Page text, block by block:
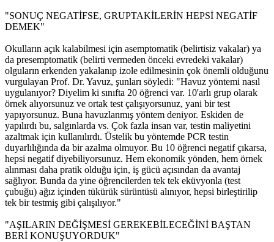
"SONUÇ NEGATİFSE, GRUPTAKİLERİN HEPSİ NEGATİF
DEMEK"
Okulların açık kalabilmesi için asemptomatik (belirtisiz vakalar) ya
da presemptomatik (belirti vermeden önceki evredeki vakalar)
olguların erkenden yakalanıp izole edilmesinin çok önemli olduğunu
vurgulayan Prof. Dr. Yavuz, şunları söyledi: "Havuz yöntemi nasıl
uygulanıyor? Diyelim ki sınıfta 20 öğrenci var. 10'arlı grup olarak
örnek alıyorsunuz ve ortak test çalışıyorsunuz, yani bir test
yapıyorsunuz. Buna havuzlanmış yöntem deniyor. Eskiden de
yapılırdı bu, salgınlarda vs. Çok fazla insan var, testin maliyetini
azaltmak için kullanılırdı. Üstelik bu yöntemde PCR testin
duyarlılığında da bir azalma olmuyor. Bu 10 öğrenci negatif çıkarsa,
hepsi negatif diyebiliyorsunuz. Hem ekonomik yönden, hem örnek
alınması daha pratik olduğu için, iş gücü açısından da avantaj
sağlıyor. Bunda da yine öğrencilerden tek tek eküvyonla (test
çubuğu) ağız içinden tükürük sürüntüsü alınıyor, hepsi birleştirilip
tek bir testmiş gibi çalışılıyor."
"AŞILARIN DEĞİŞMESİ GEREKEBİLECEĞİNİ BAŞTAN
BERİ KONUŞUYORDUK"